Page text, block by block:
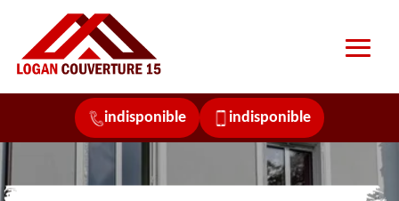
indisponible indisponible